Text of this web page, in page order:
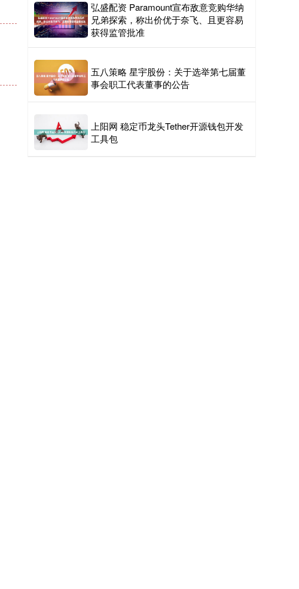
弘盛配资 Paramount宣布敌意竞购华纳
兄弟探索，称出价优于奈飞、且更容易
获得监管批准
五八策略 星宇股份：关于选举第七届董
事会职工代表董事的公告
上阳网 稳定币龙头Tether开源钱包开发
工具包